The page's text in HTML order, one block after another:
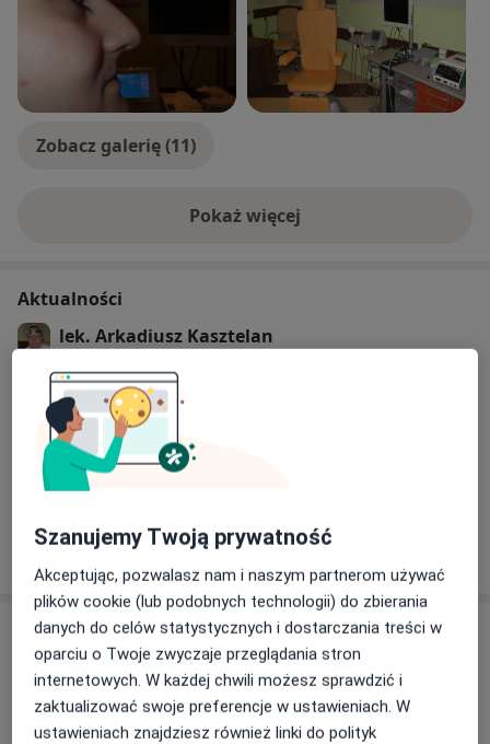
pozwala na wstępną ocenę słuchu dzieci ), Inne
informacje na stronie
Zobacz galerię (11)
Pokaż więcejo doświadczeniu
Aktualności
lek. Arkadiusz Kasztelan
Od m-ca X.2020 posiadamy kolejny ultracienki
fiberoskop ( 2.2mm) do badania nosa ,
nosogardła , krtani szczególnie przydatny w
diagnostyce trzeciego migdałka u dzieci .
RÓWNIEŻ W NOWOCZESNEJ , NOWO POWSTAŁEJ
KLINICE N-MEDIC PRZY AL.KOMPOZYTORÓW
POLSKICH 3 w LUBLINIE (wieżowiec powyżej
hotelu Haupton by Hilton)
Dowiedz się więcej
14/10/2020
Usługi i ceny
Konsultacja laryngologiczna
Od 250 zł Szczegóły
Szanujemy Twoją prywatność
Akceptując, pozwalasz nam i naszym partnerom używać
plików cookie (lub podobnych technologii) do zbierania
danych do celów statystycznych i dostarczania treści w
oparciu o Twoje zwyczaje przeglądania stron
internetowych. W każdej chwili możesz sprawdzić i
zaktualizować swoje preferencje w ustawieniach. W
ustawieniach znajdziesz również linki do polityk